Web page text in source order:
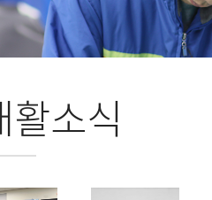
활소식